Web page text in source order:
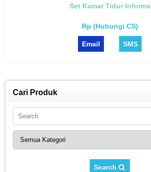
Set Kamar Tidur Informa
Rp (Hubungi CS)
Email SMS
Cari Produk
Search